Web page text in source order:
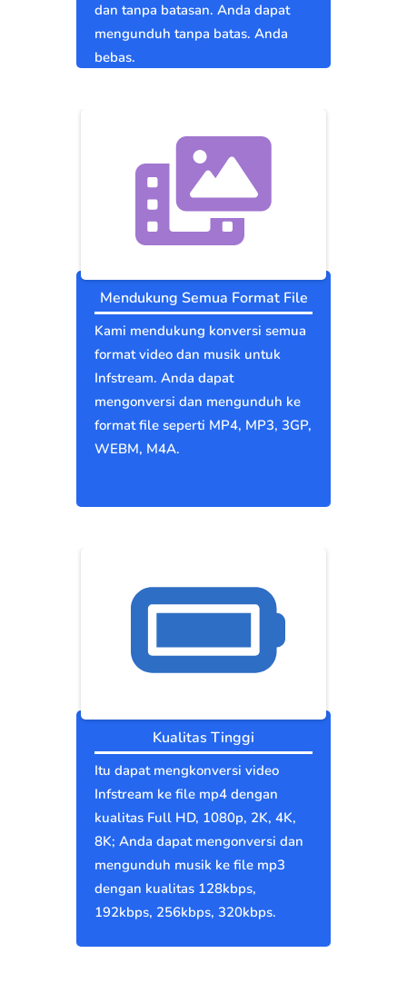
dan tanpa batasan. Anda dapat
mengunduh tanpa batas. Anda
bebas.
Mendukung Semua Format File
Kami mendukung konversi semua
format video dan musik untuk
Infstream. Anda dapat
mengonversi dan mengunduh ke
format file seperti MP4, MP3, 3GP,
WEBM, M4A.
Kualitas Tinggi
Itu dapat mengkonversi video
Infstream ke file mp4 dengan
kualitas Full HD, 1080p, 2K, 4K,
8K; Anda dapat mengonversi dan
mengunduh musik ke file mp3
dengan kualitas 128kbps,
192kbps, 256kbps, 320kbps.